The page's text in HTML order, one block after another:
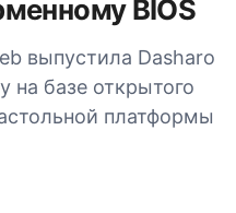
BIOS
выпустила Dasharo
базе открытого
платформы